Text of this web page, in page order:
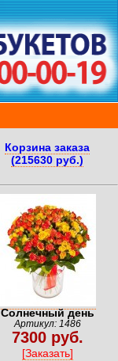
Корзина заказа
(215630 руб.)
Солнечный день
Артикул: 1486
7300 руб.
[Заказать]